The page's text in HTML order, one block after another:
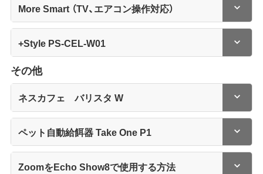
More Smart （TV、エアコン操作対応）
+Style PS-CEL-W01
その他
ネスカフェ バリスタ W
ペット自動給餌器 Take One P1
ZoomをEcho Show8で使用する方法